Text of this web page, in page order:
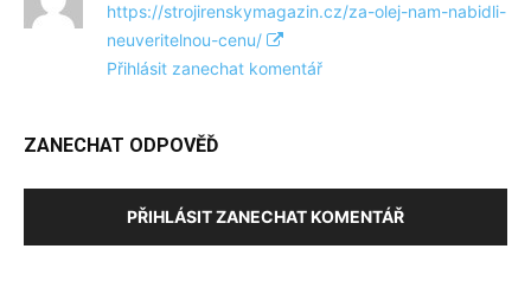
https://strojirenskymagazin.cz/za-olej-nam-nabidli-
neuveritelnou-cenu/
Přihlásit zanechat komentář
ZANECHAT ODPOVĚĎ
PŘIHLÁSIT ZANECHAT KOMENTÁŘ